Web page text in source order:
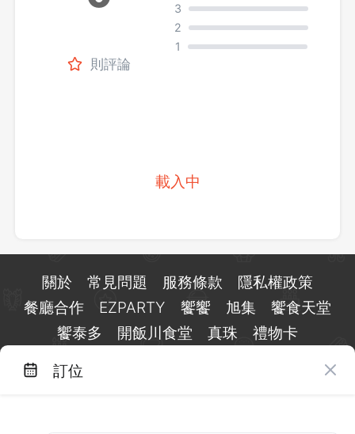
則評論
3
2
1
載入中
訂位
關於 常見問題 服務條款
隱私權政策
餐廳合作
EZPARTY 饗饗 旭集
饗食天堂
饗泰多
開飯川食堂 真珠 禮物卡